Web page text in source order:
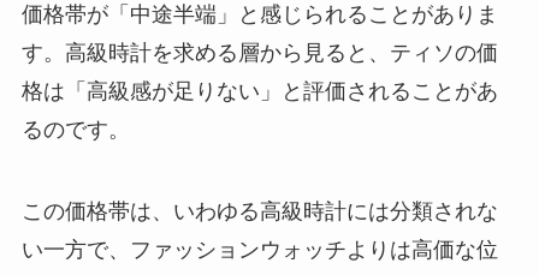
価格帯が「中途半端」と感じられることがありま
す。高級時計を求める層から見ると、ティソの価
格は「高級感が足りない」と評価されることがあ
るのです。
この価格帯は、いわゆる高級時計には分類されな
い一方で、ファッションウォッチよりは高価な位